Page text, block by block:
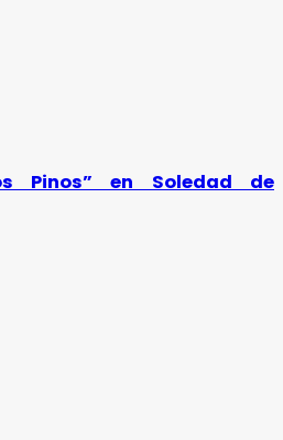
Pinos” en Soledad de